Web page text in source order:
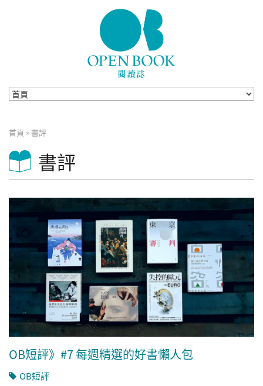
您在這裡
首頁 » 書評
書評
OB短評》#7 每週精選的好書懶人包
OB短評